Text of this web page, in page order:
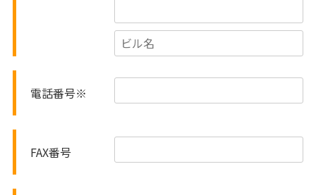
電話番号※
FAX番号